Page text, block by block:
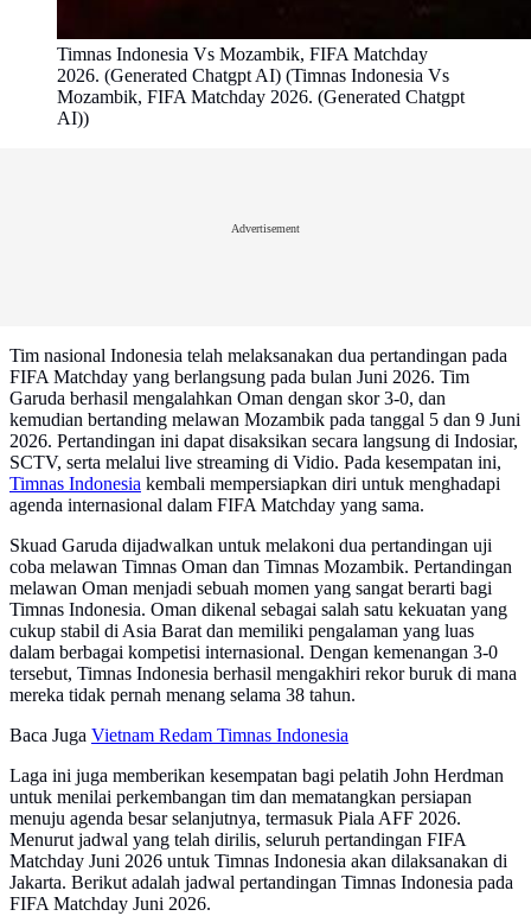
Timnas Indonesia Vs Mozambik, FIFA Matchday
2026. (Generated Chatgpt AI) (Timnas Indonesia Vs
Mozambik, FIFA Matchday 2026. (Generated Chatgpt
AI))
Advertisement
Tim nasional Indonesia telah melaksanakan dua pertandingan pada
FIFA Matchday yang berlangsung pada bulan Juni 2026. Tim
Garuda berhasil mengalahkan Oman dengan skor 3-0, dan
kemudian bertanding melawan Mozambik pada tanggal 5 dan 9 Juni
2026. Pertandingan ini dapat disaksikan secara langsung di Indosiar,
SCTV, serta melalui live streaming di Vidio. Pada kesempatan ini,
Timnas Indonesia kembali mempersiapkan diri untuk menghadapi
agenda internasional dalam FIFA Matchday yang sama.
Skuad Garuda dijadwalkan untuk melakoni dua pertandingan uji
coba melawan Timnas Oman dan Timnas Mozambik. Pertandingan
melawan Oman menjadi sebuah momen yang sangat berarti bagi
Timnas Indonesia. Oman dikenal sebagai salah satu kekuatan yang
cukup stabil di Asia Barat dan memiliki pengalaman yang luas
dalam berbagai kompetisi internasional. Dengan kemenangan 3-0
tersebut, Timnas Indonesia berhasil mengakhiri rekor buruk di mana
mereka tidak pernah menang selama 38 tahun.
Baca Juga Vietnam Redam Timnas Indonesia
Laga ini juga memberikan kesempatan bagi pelatih John Herdman
untuk menilai perkembangan tim dan mematangkan persiapan
menuju agenda besar selanjutnya, termasuk Piala AFF 2026.
Menurut jadwal yang telah dirilis, seluruh pertandingan FIFA
Matchday Juni 2026 untuk Timnas Indonesia akan dilaksanakan di
Jakarta. Berikut adalah jadwal pertandingan Timnas Indonesia pada
FIFA Matchday Juni 2026.